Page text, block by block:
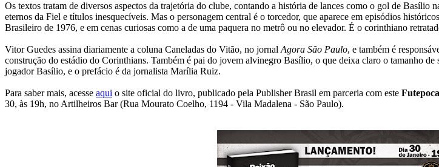
Os textos tratam de diversos aspectos da trajetória do clube, contando a história de lances como o gol de Basílio
eternos da Fiel e títulos inesquecíveis. Mas o personagem central é o torcedor, que aparece em episódios
Brasileiro de 1976, e em cenas curiosas como a de uma paquera no metrô ou no elevador. É o corinthiano
Vitor Guedes assina diariamente a coluna Caneladas do Vitão, no jornal Agora São Paulo, e também é
construção do estádio do Corinthians. Também é pai do jovem alvinegro Basílio, o que deixa claro o tamanho
jogador Basílio, e o prefácio é da jornalista Marília Ruiz.
Para saber mais, acesse aqui o site oficial do livro, publicado pela Publisher Brasil em parceria com este Futepoca
30, às 19h, no Artilheiros Bar (Rua Mourato Coelho, 1194 - Vila Madalena - São Paulo).